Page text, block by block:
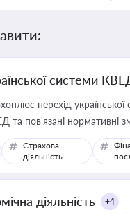
системи
перехід української
та пов'язані нормативні
Страхова
діяльність
діяльність +4